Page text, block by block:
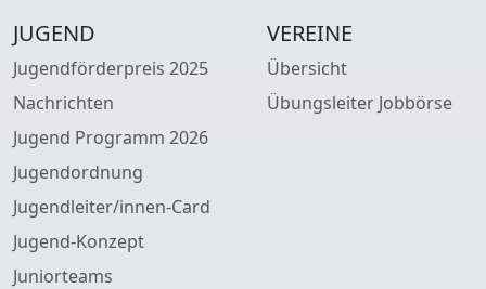
JUGEND
Jugendförderpreis 2025
Nachrichten
Jugend Programm 2026
Jugendordnung
Jugendleiter/innen-Card
Jugend-Konzept
Juniorteams
VEREINE
Übersicht
Übungsleiter Jobbörse